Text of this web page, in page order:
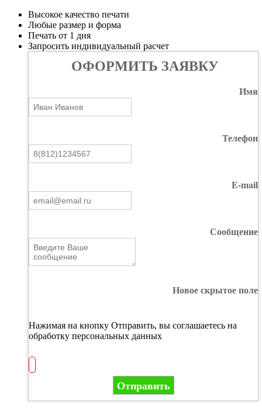
Высокое качество печати
Любые размер и форма
Печать от 1 дня
Запросить индивидуальный расчет
ОФОРМИТЬ ЗАЯВКУ
Имя
Телефон
E-mail
Сообщение
Новое скрытое поле
Нажимая на кнопку Отправить, вы соглашаетесь на
обработку персональных данных
Отправить